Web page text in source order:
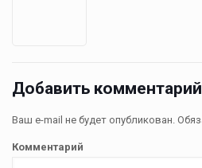
Добавить комментарий
Ваш e-mail не будет опубликован.
Комментарий